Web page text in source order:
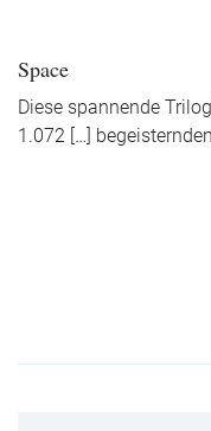
Space
Diese spannende
1.072 […]